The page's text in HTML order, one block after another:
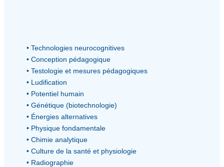
• Technologies neurocognitives
• Conception pédagogique
• Testologie et mesures pédagogiques
• Ludification
• Potentiel humain
• Génétique (biotechnologie)
• Énergies alternatives
• Physique fondamentale
• Chimie analytique
• Culture de la santé et physiologie
• Radiographie